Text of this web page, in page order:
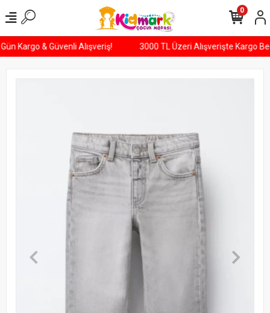
Gün Kargo & Güvenli Alışveriş! 3000 TL Üzeri Alışverişte Kargo
0